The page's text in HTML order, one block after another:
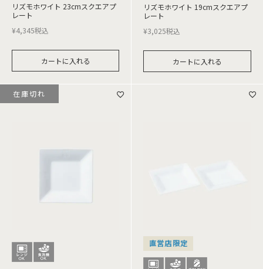
リズモホワイト 23cmスクエアプ
レート
¥4,345税込
カートに入れる
リズモホワイト 19cmスクエアプ
レート
¥3,025税込
カートに入れる
在庫切れ
直営店限定